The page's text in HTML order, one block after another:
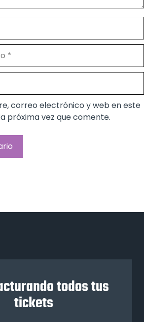
correo electrónico y web en este
próxima vez que comente.
todos tus
tickets